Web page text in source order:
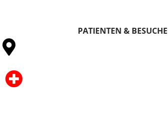
PATIENTEN &